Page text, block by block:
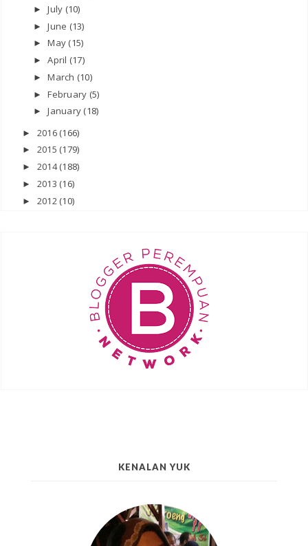
►July (10)
►June (13)
►May (15)
►April (17)
►March (10)
►February (5)
►January (18)
► 2016 (166)
► 2015 (179)
► 2014(188)
► 2013 (16)
► 2012 (10)
KENALAN YUK